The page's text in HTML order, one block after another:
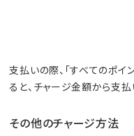
支払いの際、「すべてのポイ
ると、チャージ金額から支払
その他のチャージ方法